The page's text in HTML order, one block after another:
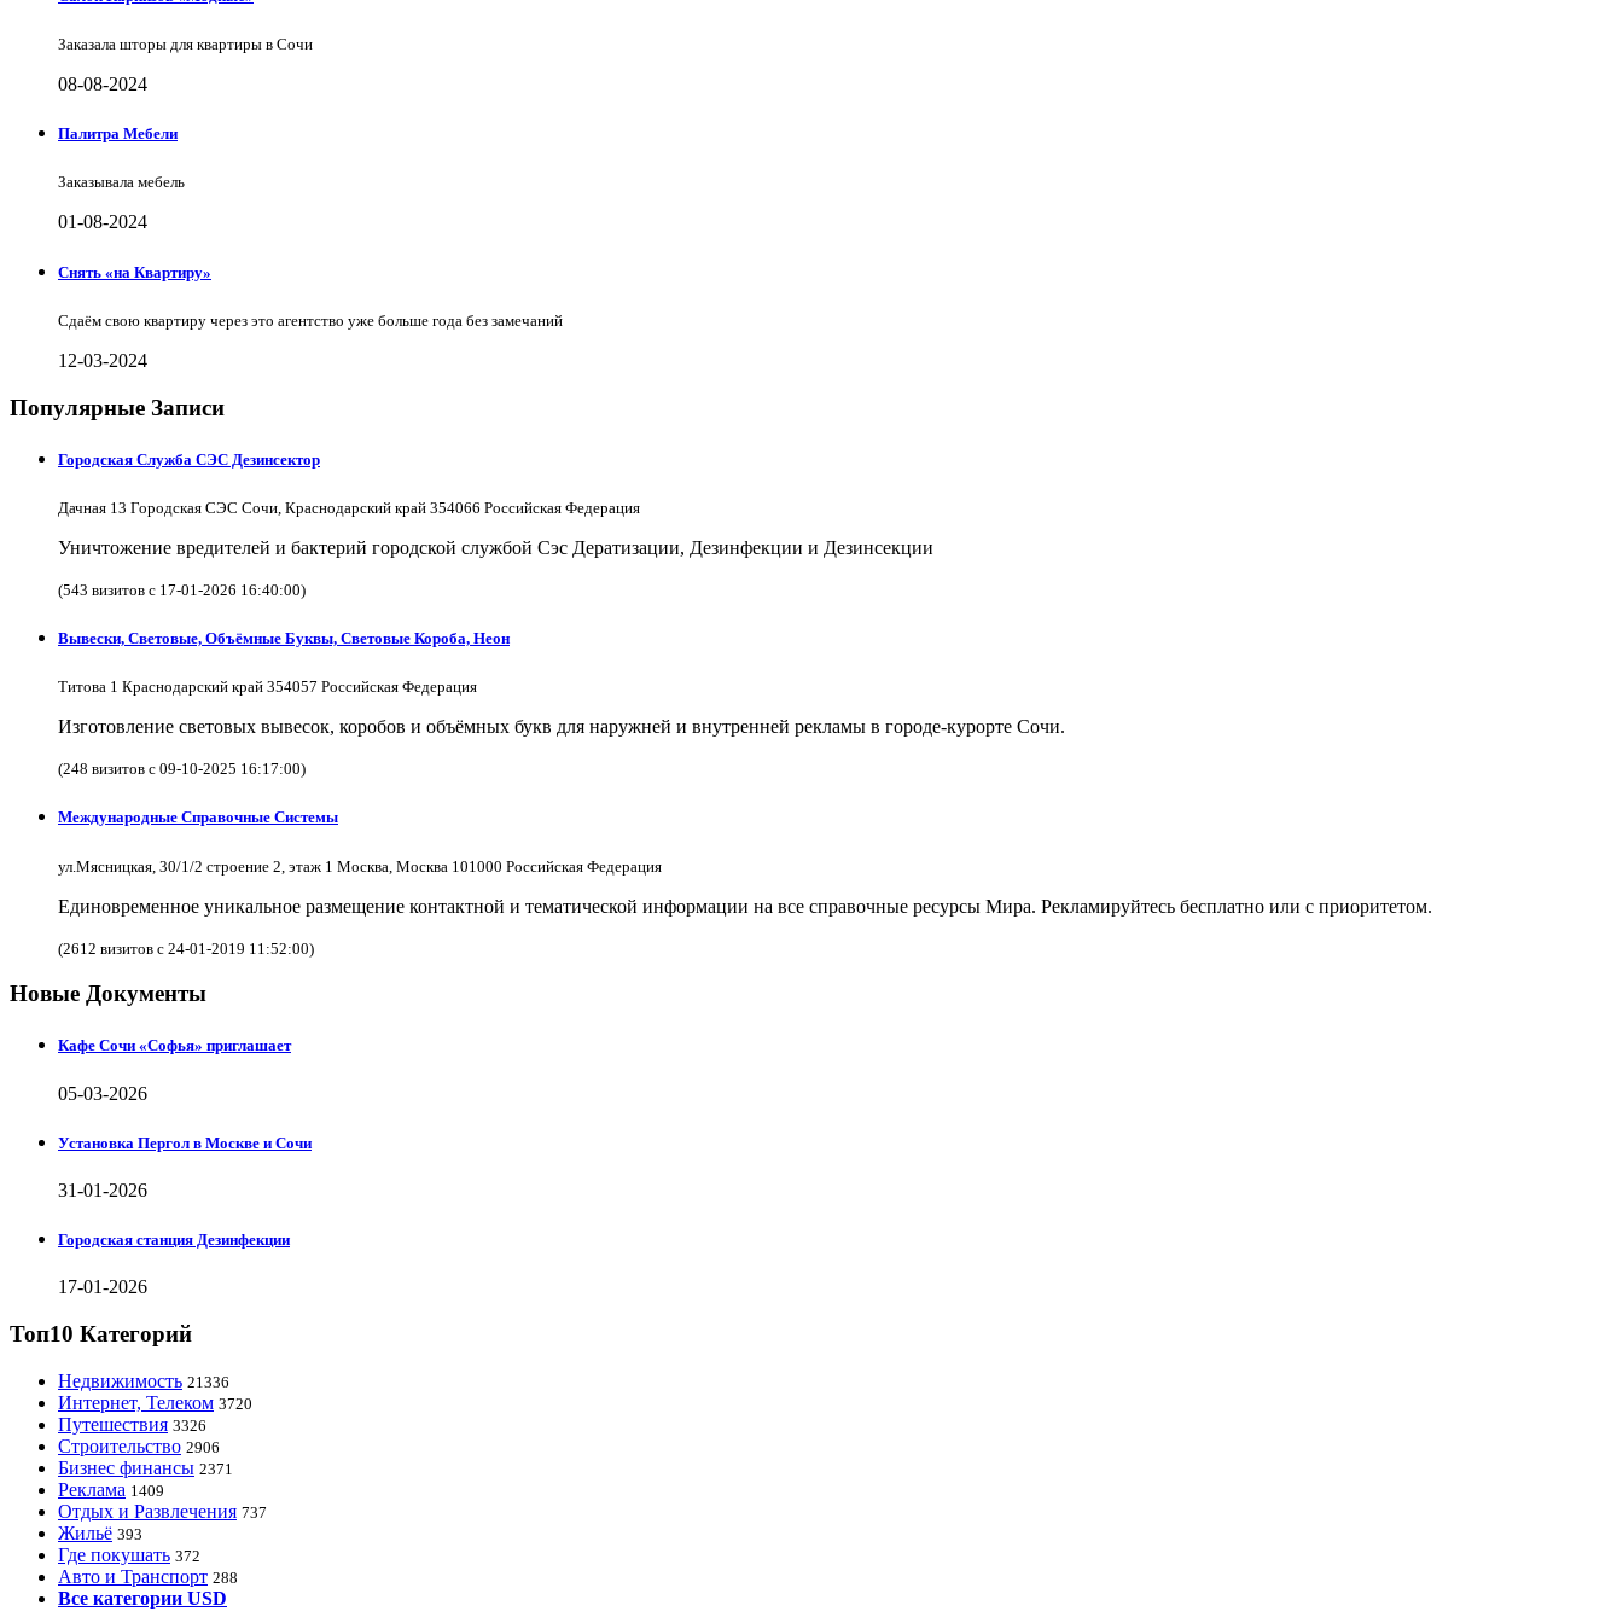
Заказала шторы для квартиры в Сочи
08-08-2024
Палитра Мебели
Заказывала мебель
01-08-2024
Снять «на Квартиру»
Сдаём свою квартиру через это агентство уже больше года без замечаний
12-03-2024
Популярные Записи
Городская Служба СЭС Дезинсектор
Дачная 13 Городская СЭС Сочи, Краснодарский край 354066 Российская Федерация
Уничтожение вредителей и бактерий городской службой Сэс Дератизации, Дезинфекции и Дезинсекции
(543 визитов с 17-01-2026 16:40:00)
Вывески, Световые, Объёмные Буквы, Световые Короба, Неон
Титова 1 Краснодарский край 354057 Российская Федерация
Изготовление световых вывесок, коробов и объёмных букв для наружней и внутренней рекламы в городе-курорте Сочи.
(248 визитов с 09-10-2025 16:17:00)
Международные Справочные Системы
ул.Мясницкая, 30/1/2 строение 2, этаж 1 Москва, Москва 101000 Российская Федерация
Единовременное уникальное размещение контактной и тематической информации на все справочные ресурсы Мира. Рекламируйтесь бесплатно или с приоритетом.
(2612 визитов с 24-01-2019 11:52:00)
Новые Документы
Кафе Сочи «Софья» приглашает
05-03-2026
Установка Пергол в Москве и Сочи
31-01-2026
Городская станция Дезинфекции
17-01-2026
Топ10 Категорий
Недвижимость 21336
Интернет, Телеком 3720
Путешествия 3326
Строительство 2906
Бизнес финансы 2371
Реклама 1409
Отдых и Развлечения 737
Жильё 393
Где покушать 372
Авто и Транспорт 288
Все категории USD